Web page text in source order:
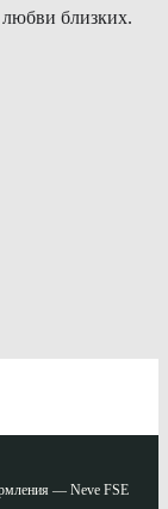
любви близких.
— Neve FSE